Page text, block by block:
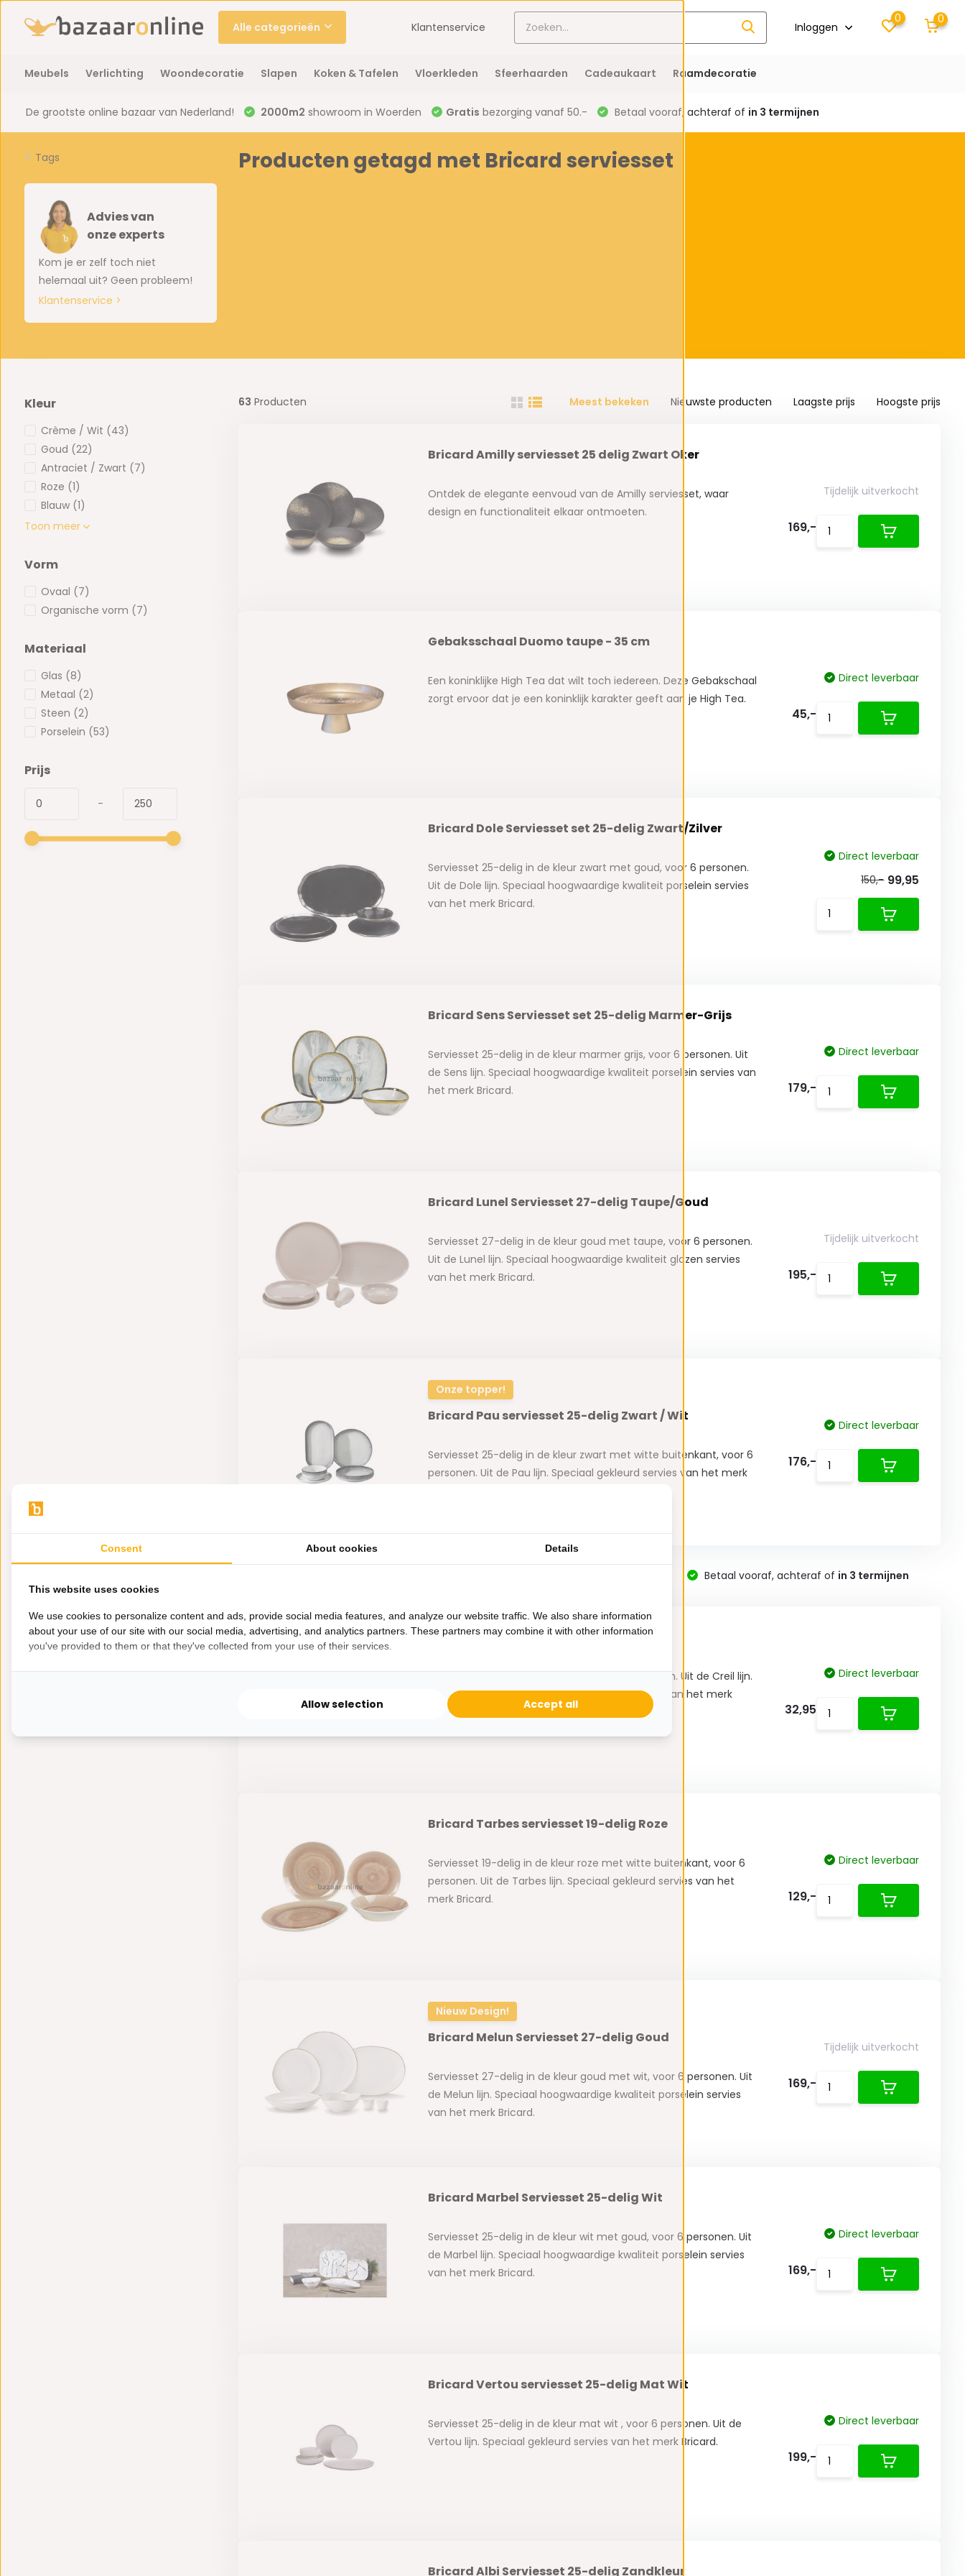
Alle categorieën Klantenservice Inloggen
0 0
Meubels Verlichting Woondecoratie Slapen Koken & Tafelen Vloerkleden Sfeerhaarden Cadeaukaart Raamdecoratie
De grootste online bazaar van Nederland! 2000m2 showroom in Woerden Gratis bezorging vanaf 50.- Betaal vooraf, achteraf of in 3 termijnen
Tags
Advies van
onze experts
Kom je er zelf toch niet
helemaal uit? Geen probleem!
Klantenservice >
Producten getagd met Bricard serviesset
Kleur
Crème / Wit (43)
Goud (22)
Antraciet / Zwart (7)
Roze (1)
Blauw (1)
Toon meer
Vorm
Ovaal (7)
Organische vorm (7)
Materiaal
Glas (8)
Metaal (2)
Steen (2)
Porselein (53)
Prijs
-
63 Producten Meest bekeken Nieuwste producten Laagste prijs Hoogste prijs
Bricard Amilly serviesset 25 delig Zwart Oker
Ontdek de elegante eenvoud van de Amilly serviesset, waar
design en functionaliteit elkaar ontmoeten.
Tijdelijk uitverkocht
169,-
Gebaksschaal Duomo taupe - 35 cm
Een koninklijke High Tea dat wilt toch iedereen. Deze Gebakschaal
zorgt ervoor dat je een koninklijk karakter geeft aan je High Tea.
Direct leverbaar
45,-
Bricard Dole Serviesset set 25-delig Zwart/Zilver
Serviesset 25-delig in de kleur zwart met goud, voor 6 personen.
Uit de Dole lijn. Speciaal hoogwaardige kwaliteit porselein servies
van het merk Bricard.
Direct leverbaar
150,- 99,95
Bricard Sens Serviesset set 25-delig Marmer-Grijs
Serviesset 25-delig in de kleur marmer grijs, voor 6 personen. Uit
de Sens lijn. Speciaal hoogwaardige kwaliteit porselein servies van
het merk Bricard.
Direct leverbaar
179,-
Bricard Lunel Serviesset 27-delig Taupe/Goud
Serviesset 27-delig in de kleur goud met taupe, voor 6 personen.
Uit de Lunel lijn. Speciaal hoogwaardige kwaliteit glazen servies
van het merk Bricard.
Tijdelijk uitverkocht
195,-
Onze topper!
Bricard Pau serviesset 25-delig Zwart / Wit
Serviesset 25-delig in de kleur zwart met witte buitenkant, voor 6
personen. Uit de Pau lijn. Speciaal gekleurd servies van het merk
Direct leverbaar
176,-
Betaal vooraf, achteraf of in 3 termijnen
Bricard Creil Borden set 6-delig
Bordenset 6-delig in de kleur wit, voor 6 personen. Uit de Creil lijn.
Speciaal hoogwaardige kwaliteit glazen servies van het merk
Bricard.
Direct leverbaar
32,95
Bricard Tarbes serviesset 19-delig Roze
Serviesset 19-delig in de kleur roze met witte buitenkant, voor 6
personen. Uit de Tarbes lijn. Speciaal gekleurd servies van het
merk Bricard.
Direct leverbaar
129,-
Nieuw Design!
Bricard Melun Serviesset 27-delig Goud
Serviesset 27-delig in de kleur goud met wit, voor 6 personen. Uit
de Melun lijn. Speciaal hoogwaardige kwaliteit porselein servies
van het merk Bricard.
Tijdelijk uitverkocht
169,-
Bricard Marbel Serviesset 25-delig Wit
Serviesset 25-delig in de kleur wit met goud, voor 6 personen. Uit
de Marbel lijn. Speciaal hoogwaardige kwaliteit porselein servies
van het merk Bricard.
Direct leverbaar
169,-
Bricard Vertou serviesset 25-delig Mat Wit
Serviesset 25-delig in de kleur mat wit , voor 6 personen. Uit de
Vertou lijn. Speciaal gekleurd servies van het merk Bricard.
Direct leverbaar
199,-
Bricard Albi Serviesset 25-delig Zandkleur
Consent About cookies Details
This website uses cookies
We use cookies to personalize content and ads, provide social media features, and analyze our website traffic. We also share information
about your use of our site with our social media, advertising, and analytics partners. These partners may combine it with other information
you've provided to them or that they've collected from your use of their services.
Allow selection Accept all